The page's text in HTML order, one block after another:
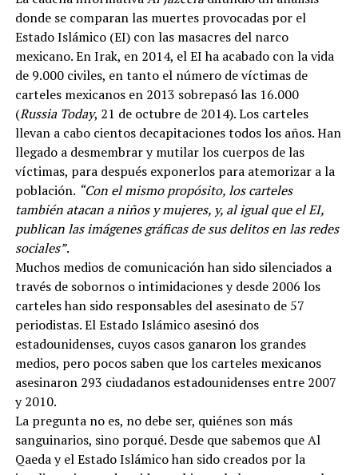
donde se comparan las muertes provocadas por el
Estado Islámico (EI) con las masacres del narco
mexicano. En Irak, en 2014, el EI ha acabado con la vida
de 9.000 civiles, en tanto el número de víctimas de
carteles mexicanos en 2013 sobrepasó las 16.000
(Russia Today, 21 de octubre de 2014). Los carteles
llevan a cabo cientos decapitaciones todos los años. Han
llegado a desmembrar y mutilar los cuerpos de las
víctimas, para después exponerlos para atemorizar a la
población. “Con el mismo propósito, los carteles
también atacan a niños y mujeres, y, al igual que el EI,
publican las imágenes gráficas de sus delitos en las redes
sociales”.
Muchos medios de comunicación han sido silenciados a
través de sobornos o intimidaciones y desde 2006 los
carteles han sido responsables del asesinato de 57
periodistas. El Estado Islámico asesinó dos
estadounidenses, cuyos casos ganaron los grandes
medios, pero pocos saben que los carteles mexicanos
asesinaron 293 ciudadanos estadounidenses entre 2007
y 2010.
La pregunta no es, no debe ser, quiénes son más
sanguinarios, sino porqué. Desde que sabemos que Al
Qaeda y el Estado Islámico han sido creados por la